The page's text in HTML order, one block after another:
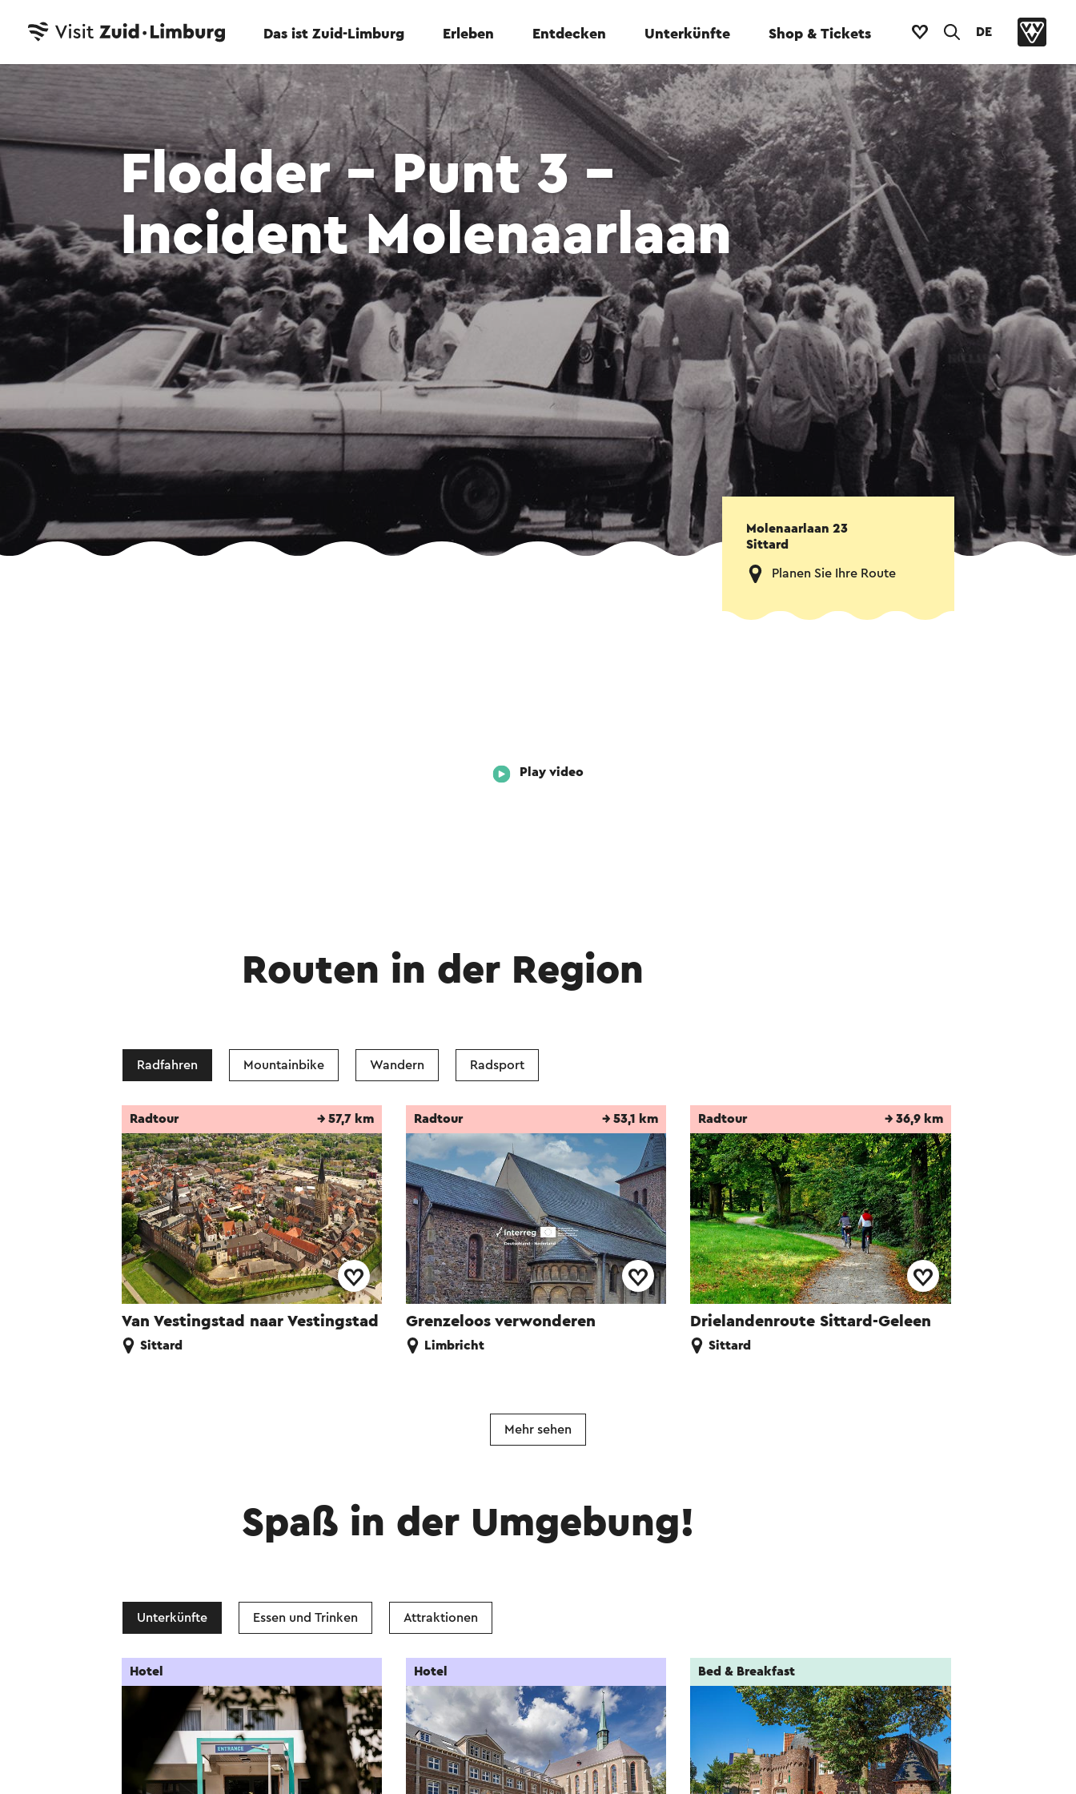
Das ist Zuid-Limburg Erleben Entdecken Unterkünfte Shop & Tickets DE
Flodder – Punt 3 –
Incident Molenaarlaan
Molenaarlaan 23
Sittard
Planen Sie Ihre Route
Play video
Routen in der Region
Radfahren Mountainbike Wandern Radsport
Van Vestingstad naar Vestingstad
Radtour → 57,7 km
Sittard
Grenzeloos verwonderen
Radtour → 53,1 km
Limbricht
Drielandenroute Sittard-Geleen
Radtour → 36,9 km
Sittard
Mehr sehen
Spaß in der Umgebung!
Unterkünfte Essen und Trinken Attraktionen
Hotel Hotel Bed & Breakfast